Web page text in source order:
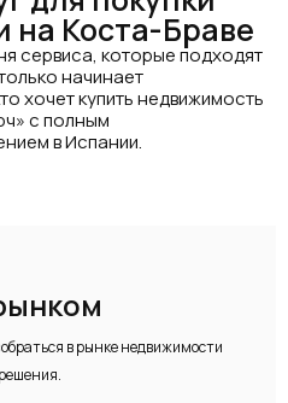
на Коста-Браве
сервиса, которые подходят
начинает
хочет купить недвижимость
с полным
в Испании.
в рынке недвижимости